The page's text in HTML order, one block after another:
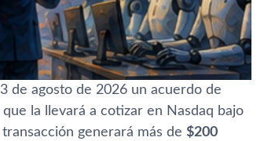
de agosto de 2026 un acuerdo de
que la llevará a cotizar en Nasdaq bajo
transacción generará más de $200